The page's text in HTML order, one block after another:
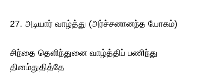
27. அடியார் வாழ்த்து (அர்ச்சனானந்த யோகம்)
சிந்தை தெளிந்துனை வாழ்த்திப் பணிந்து
தினம்துதித்தே